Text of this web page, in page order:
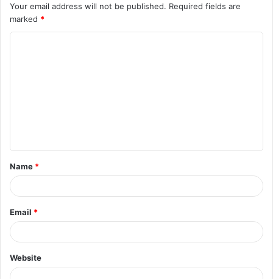
Your email address will not be published. Required fields are
marked *
t
*
Name *
Email *
Website